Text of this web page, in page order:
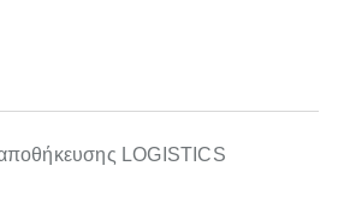
LOGISTICS